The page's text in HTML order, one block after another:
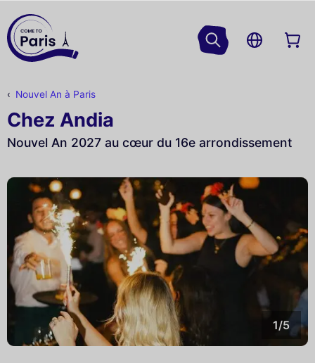
Nouvel An à Paris
Chez Andia
Nouvel An 2027 au cœur du 16e arrondissement
1/5